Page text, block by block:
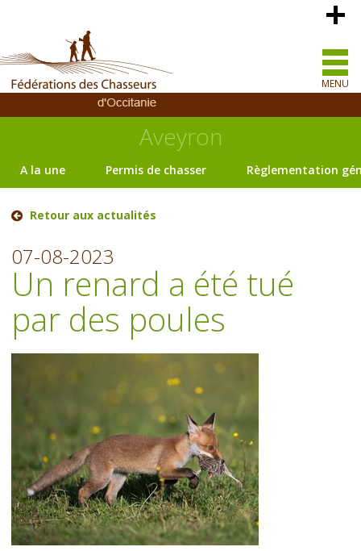
MENU
Aveyron
A la une Permis de chasser Règlementation
Retour aux actualités
07-08-2023
Un renard a été tué
par des poules